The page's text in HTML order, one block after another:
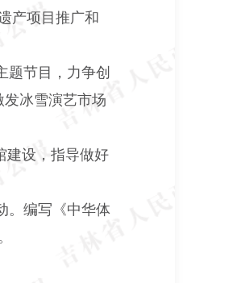
产项目推广和
节目，力争创
冰雪演艺市场
建设，指导做好
。编写《中华体